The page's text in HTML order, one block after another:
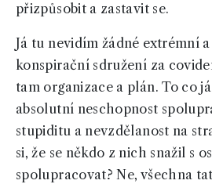
přizpůsobit a zastavit se.
Já tu nevidím žádné extrémní
konspirační sdružení za
tam organizace a plán. To co
absolutní neschopnost
stupiditu a nevzdělanost na
si, že se někdo z nich snažil s
spolupracovat? Ne, všechna